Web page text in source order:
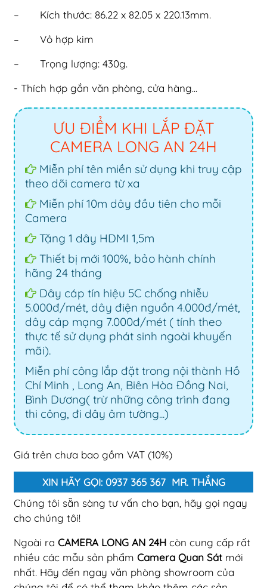
– Kích thước: 86.22 x 82.05 x 220.13mm.
– Vỏ hợp kim
– Trọng lượng: 430g.
- Thích hợp gắn văn phòng, cửa hàng...
ƯU ĐIỂM KHI LẮP ĐẶT
CAMERA LONG AN 24H
Miễn phí tên miền sử dụng khi truy cập
theo dõi camera từ xa
Miễn phí 10m dây đầu tiên cho mỗi
Camera
Tặng 1 dây HDMI 1,5m
Thiết bị mới 100%, bảo hành chính
hãng 24 tháng
Dây cáp tín hiệu 5C chống nhiễu
5.000đ/mét, dây điện nguồn 4.000đ/mét,
dây cáp mạng 7.000đ/mét ( tính theo
thực tế sử dụng phát sinh ngoài khuyến
mãi).
Miễn phí công lắp đặt trong nội thành Hồ
Chí Minh , Long An, Biên Hòa Đồng Nai,
Bình Dương( trừ những công trình đang
thi công, đi dây âm tường...)
Giá trên chưa bao gồm VAT (10%)
XIN HÃY GỌI: 0937 365 367 MR. THẮNG
Chúng tôi sẵn sàng tư vấn cho bạn, hãy gọi ngay
cho chúng tôi!
Ngoài ra CAMERA LONG AN 24H còn cung cấp rất
nhiều các mẫu sản phẩm Camera Quan Sát mới
nhất. Hãy đến ngay văn phòng showroom của